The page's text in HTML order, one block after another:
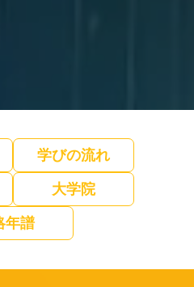
学びの流れ
大学院
年譜